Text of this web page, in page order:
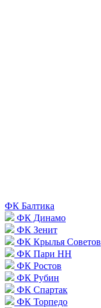
ФК Балтика
ФК Динамо
ФК Зенит
ФК Крылья Советов
ФК Пари НН
ФК Ростов
ФК Рубин
ФК Спартак
ФК Торпедо